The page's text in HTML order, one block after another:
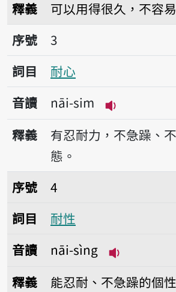
釋義
可以用得很久，不容
序號3耐心
序號
3
詞目
耐心
音讀
nāi-sim
播放音讀
釋義
有忍耐力，不急躁、
態。
序號4耐性
序號
4
詞目
耐性
音讀
nāi-sìng
釋義
能忍耐、不急躁的個性